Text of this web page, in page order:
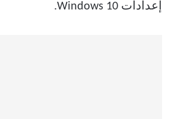
إعدادات Windows 10.